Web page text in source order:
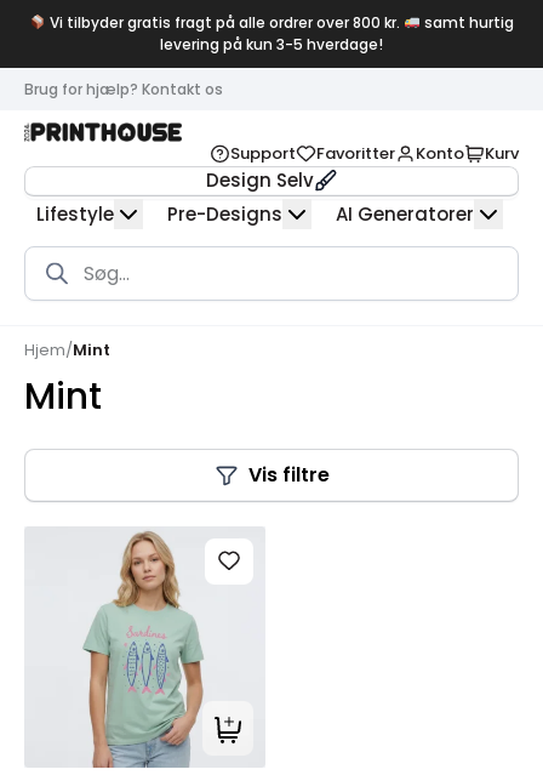
Vi tilbyder gratis fragt på alle ordrer over 800 kr.
samt hurtig
levering på kun 3-5 hverdage!
Brug for hjælp? Kontakt os
Support Favoritter Konto Kurv
Design Selv
Lifestyle
Pre-Designs AI Generatorer
Products
search
Hjem/Mint
Mint
Vis filtre
Tilføj til kurv